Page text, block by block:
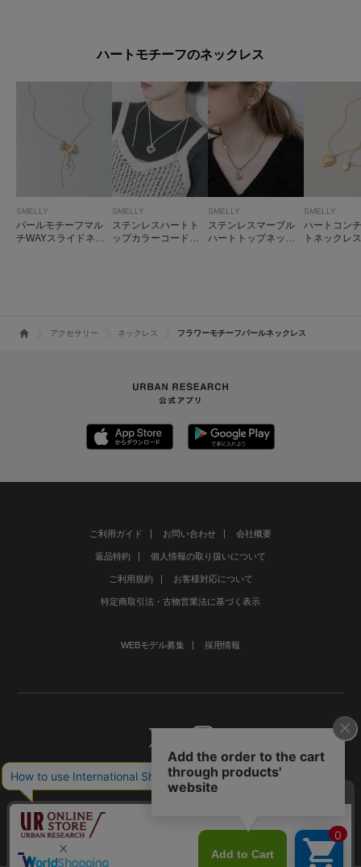
ハートモチーフのネックレス
SMELLY
パールモチーフマル
チWAYスライドネッ
SMELLY
ステンレスハートト
ップカラーコードチ
SMELLY
ステンレスマーブル
ハートトップネック
SMELLY
ハートコン
トネックレス
アクセサリー ネックレス フラワーモチーフパールネックレス
ご利用ガイド お問い合わせ 会社概要
返品特約 個人情報の取り扱いについて
ご利用規約 お客様対応について
特定商取引法・古物営業法に基づく表示
WEBモデル募集 採用情報